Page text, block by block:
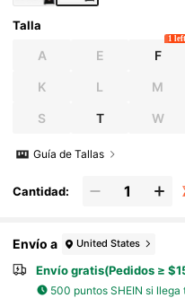
es, estudiantes
jes, salidas
Talla
A E F
1 left
K L M
S T W
Guía de Tallas
Cantidad:
Envío a United States
Envío gratis(Pedidos ≥
500 puntos SHEIN si llega